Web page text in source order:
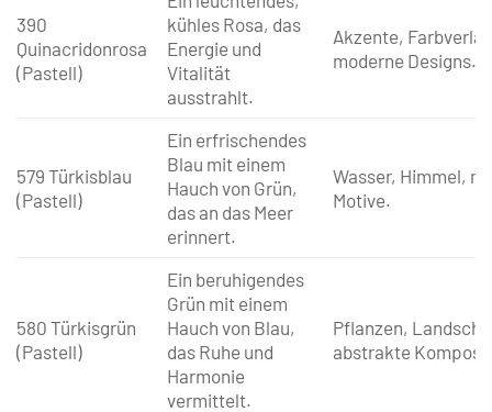
390
Quinacridonrosa
(Pastell)
kühles Rosa, das
Energie und
Vitalität
ausstrahlt.
Akzente,
moderne Designs.
579 Türkisblau
(Pastell)
Ein erfrischendes
Blau mit einem
Hauch von Grün,
das an das Meer
erinnert.
Wasser, Himmel,
Motive.
580 Türkisgrün
(Pastell)
Ein beruhigendes
Grün mit einem
Hauch von Blau,
das Ruhe und
Harmonie
vermittelt.
Pflanzen,
abstrakte